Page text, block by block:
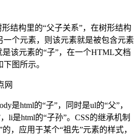
结构里的“父子关系”，在树形结构
一个元素，则该元素就是被包含元素
是该元素的“子”，在一个HTML文档
图所示。
是html的“子”，同时是ul的“父”，
li是html的“子孙”。CSS的继承机制
，应用于某个“祖先”元素的样式，